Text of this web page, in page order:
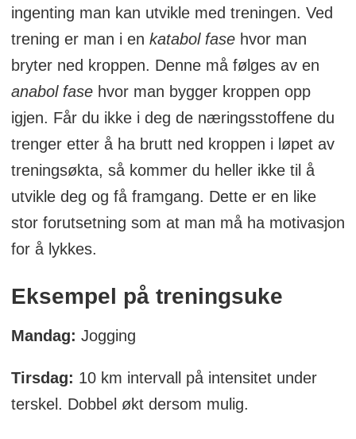
ingenting man kan utvikle med treningen. Ved
trening er man i en katabol fasehvor man
bryter ned kroppen. Denne må følges av en
anabol fasehvor man bygger kroppen opp
igjen. Får du ikke i deg de næringsstoffene du
trenger etter å ha brutt ned kroppen i løpet av
treningsøkta, så kommer du heller ikke til å
utvikle deg og få framgang. Dette er en like
stor forutsetning som at man må ha motivasjon
for å lykkes.
Eksempel på treningsuke
Mandag: Jogging
Tirsdag: 10 km intervall på intensitet under
terskel. Dobbel økt dersom mulig.